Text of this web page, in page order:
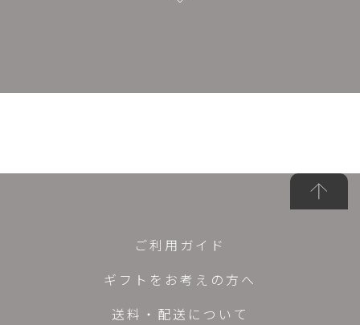
ご利用ガイド
ギフトをお考えの方へ
送料・配送について